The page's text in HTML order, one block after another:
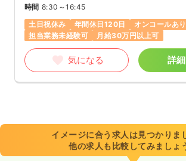
時間 8:30～16:45
土日祝休み
年間休日120日
オンコールあり
担当業務未経験可
月給30万円以上可
気になる 詳
イメージに合う求人は見つかりま
他の求人も比較してみましょ